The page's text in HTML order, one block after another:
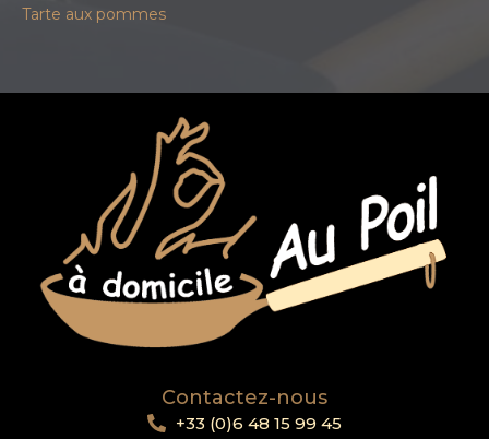
Tarte aux pommes
Contactez-nous
+33 (0)6 48 15 99 45